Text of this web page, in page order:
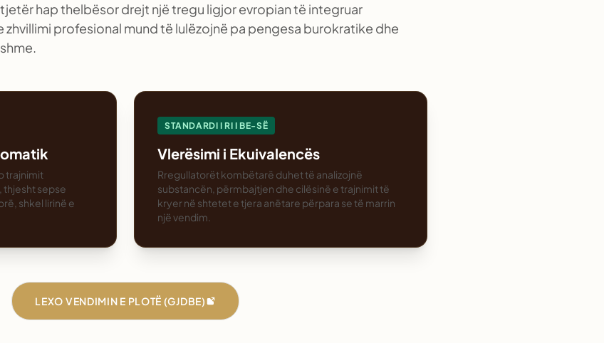
hap thelbësor drejt një tregu ligjor evropian të integruar
zhvillimi profesional mund të lulëzojnë pa pengesa burokratike dhe
trajnimit
thjesht sepse
shkel lirinë e
STANDARDI I RI I BE-SË
Vlerësimi i Ekuivalencës
Rregullatorët kombëtarë duhet të analizojnë
substancën, përmbajtjen dhe cilësinë e trajnimit të
kryer në shtetet e tjera anëtare përpara se të marrin
një vendim.
LEXO VENDIMIN E PLOTË (GJDBE)